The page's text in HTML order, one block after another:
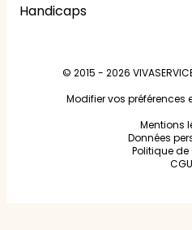
Handicaps
© 2015 - 2026
Modifier vos préférences
Mentions
Données
Politique de
CGU